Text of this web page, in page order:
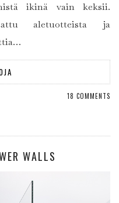
ikinä vain keksii.
aletuotteista ja
18 COMMENTS
WALLS